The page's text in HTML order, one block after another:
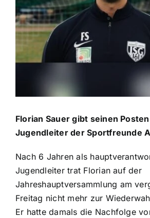
Sponsoren
Der Verein
Florian Sauer gibt seinen
Jugendleiter der Sportfreunde
Nach 6 Jahren als
Jugendleiter trat Florian auf der
Jahreshauptversammlung am
Freitag nicht mehr zur
Er hatte damals die Nachfolge